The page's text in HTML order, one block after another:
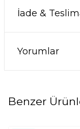
İade &
Yorumlar
Benzer